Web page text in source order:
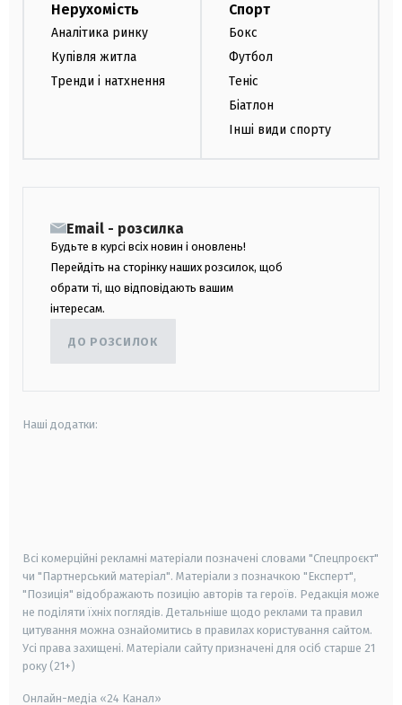
Нерухомість
Аналітика ринку
Купівля житла
Тренди і натхнення
Спорт
Бокс
Футбол
Теніс
Біатлон
Інші види спорту
Email - розсилка
Будьте в курсі всіх новин і оновлень!
Перейдіть на сторінку наших розсилок, щоб
обрати ті, що відповідають вашим
інтересам.
ДО РОЗСИЛОК
Наші додатки:
Всі комерційні рекламні матеріали позначені словами "Спецпроєкт"
чи "Партнерський матеріал". Матеріали з позначкою "Експерт",
"Позиція" відображають позицію авторів та героїв. Редакція може
не поділяти їхніх поглядів. Детальніше щодо реклами та правил
цитування можна ознайомитись в правилах користування сайтом.
Усі права захищені. Матеріали сайту призначені для осіб старше 21
року (21+)
Онлайн-медіа «24 Канал»